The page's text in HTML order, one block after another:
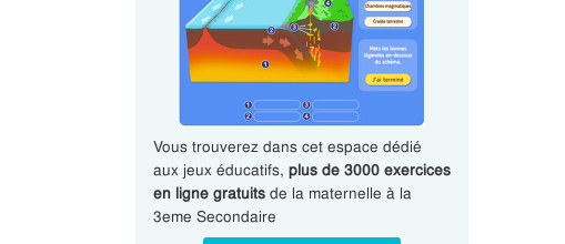
Vous trouverez dans cet espace dédié
aux jeux éducatifs, plus de 3000 exercices
en ligne gratuitsde la maternelle à la
3eme Secondaire